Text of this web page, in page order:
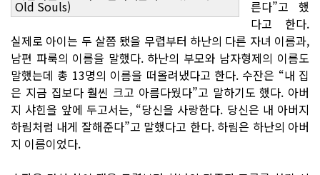
Old Souls)
른다”고 했
다고 한다.
실제로 아이는 두 살쯤 됐을 무렵부터 하난의 다른 자녀 이름과,
남편 파룩의 이름을 말했다. 하난의 부모와 남자형제의 이름도
말했는데 총 13명의 이름을 떠올려냈다고 한다. 수잔은 “내 집
은 지금 집보다 훨씬 크고 아름다웠다”고 말하기도 했다. 아버
지 샤힌을 앞에 두고서는, “당신을 사랑한다. 당신은 내 아버지
하림처럼 내게 잘해준다”고 말했다고 한다. 하림은 하난의 아버
지 이름이었다.